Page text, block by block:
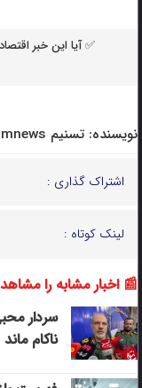
✅ آیا این خبر
نویسنده: تسنیم tasnimnews
اشتراک گذاری :
لینک کوتاه :
📰 اخبار مشابه را
سردار
ناکام ماند